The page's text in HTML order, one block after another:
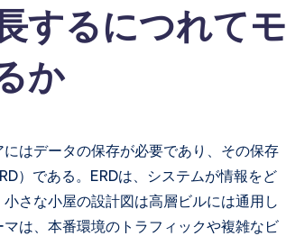
するにつれてモ
か
はデータの保存が必要であり、その保存
）である。ERDは、システムが情報をど
さな小屋の設計図は高層ビルには通用し
は、本番環境のトラフィックや複雑なビ